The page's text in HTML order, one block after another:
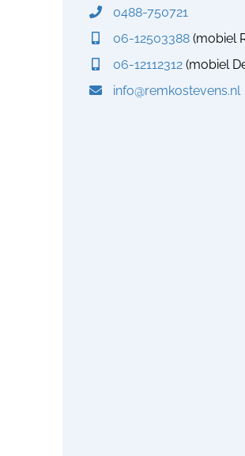
0488-750721
06-12503388 (mobiel
06-12112312 (mobiel
info@remkostevens.nl